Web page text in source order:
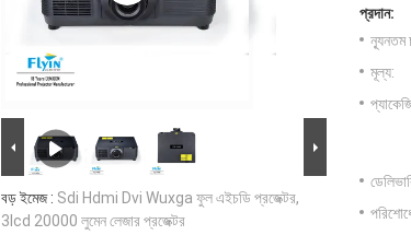
বড় ইমেজ : Sdi Hdmi Dvi Wuxga ফুল এইচডি প্রজেক্টর,
3lcd 20000 লুমেন লেজার প্রজেক্টর
প্রদান:
ন্যূনতম
মূল্য: